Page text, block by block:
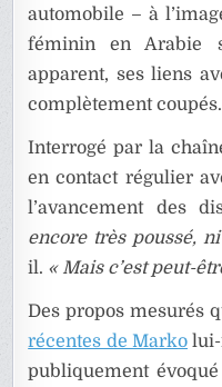
automobile – à
féminin en Arabie
apparent, ses liens
complètement coupés.
Interrogé par la
en contact régulier
l’avancement des
encore très poussé,
il. « Mais c’est peut-
Des propos mesurés
récentes de Marko lui-
publiquement